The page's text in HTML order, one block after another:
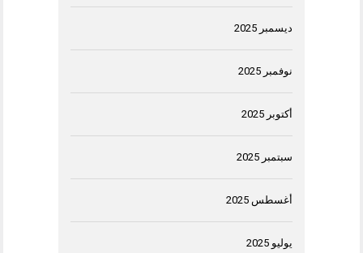
ديسمبر 2025
نوفمبر 2025
أكتوبر 2025
سبتمبر 2025
أغسطس 2025
يوليو 2025